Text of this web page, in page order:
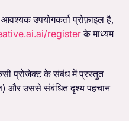
उपयोगकर्ता प्रोफ़ाइल है,
registerके माध्यम
प्रोजेक्ट के संबंध में प्रस्तुत
और उससे संबंधित दृश्य पहचान